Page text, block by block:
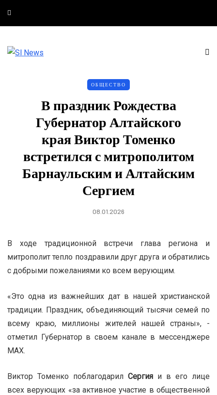
ОБЩЕСТВО
В праздник Рождества
Губернатор Алтайского
края Виктор Томенко
встретился с митрополитом
Барнаульским и Алтайским
Сергием
08.01.2026
В ходе традиционной встречи глава региона и
митрополит тепло поздравили друг друга и обратились
с добрыми пожеланиями ко всем верующим.
«Это одна из важнейших дат в нашей христианской
традиции. Праздник, объединяющий тысячи семей по
всему краю, миллионы жителей нашей страны», -
отметил Губернатор в своем канале в мессенджере
MAX.
Виктор Томенко поблагодарил Сергия и в его лице
всех верующих «за активное участие в общественной